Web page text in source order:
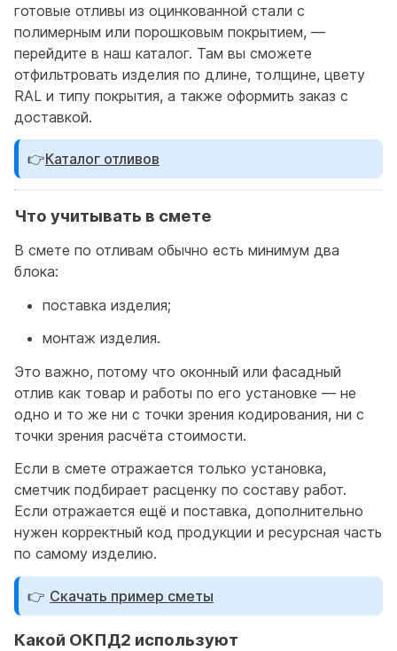
готовые отливы из оцинкованной стали с
полимерным или порошковым покрытием, —
перейдите в наш каталог. Там вы сможете
отфильтровать изделия по длине, толщине, цвету
RAL и типу покрытия, а также оформить заказ с
доставкой.
👉Каталог отливов
Что учитывать в смете
В смете по отливам обычно есть минимум два
блока:
поставка изделия;
монтаж изделия.
Это важно, потому что оконный или фасадный
отлив как товар и работы по его установке — не
одно и то же ни с точки зрения кодирования, ни с
точки зрения расчёта стоимости.
Если в смете отражается только установка,
сметчик подбирает расценку по составу работ.
Если отражается ещё и поставка, дополнительно
нужен корректный код продукции и ресурсная часть
по самому изделию.
👉 Скачать пример сметы
Какой ОКПД2 используют